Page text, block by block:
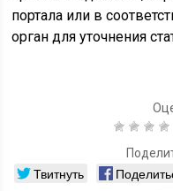
портала или в
орган для уточнения
Твитнуть